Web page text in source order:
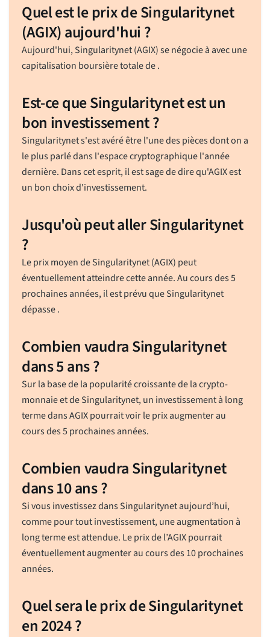
Quel est le prix de Singularitynet
(AGIX) aujourd'hui ?
Aujourd'hui, Singularitynet (AGIX) se négocie à avec une
capitalisation boursière totale de.
Est-ce que Singularitynet est un
bon investissement ?
Singularitynet s'est avéré être l'une des pièces dont on a
le plus parlé dans l'espace cryptographique l'année
dernière. Dans cet esprit, il est sage de dire qu'AGIX est
un bon choix d'investissement.
Jusqu'où peut aller Singularitynet
?
Le prix moyen de Singularitynet (AGIX) peut
éventuellement atteindre cette année. Au cours des 5
prochaines années, il est prévu que Singularitynet
dépasse .
Combien vaudra Singularitynet
dans 5 ans ?
Sur la base de la popularité croissante de la crypto-
monnaie et de Singularitynet, un investissement à long
terme dans AGIX pourrait voir le prix augmenter au
cours des 5 prochaines années.
Combien vaudra Singularitynet
dans 10 ans ?
Si vous investissez dans Singularitynet aujourd’hui,
comme pour tout investissement, une augmentation à
long terme est attendue. Le prix de l’AGIX pourrait
éventuellement augmenter au cours des 10 prochaines
années.
Quel sera le prix de Singularitynet
en 2024 ?